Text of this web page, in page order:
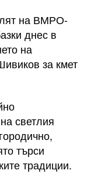
на ВМРО-
днес в
на
за кмет
светлия
търси
традиции.